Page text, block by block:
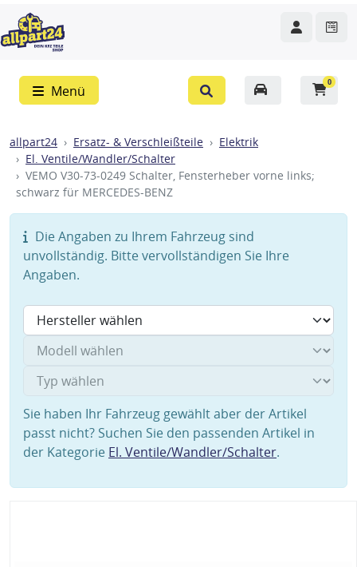
Menü
0
allpart24 Ersatz- & Verschleißteile
Elektrik
El. Ventile/Wandler/Schalter
VEMO V30-73-0249 Schalter, Fensterheber vorne links;
schwarz für MERCEDES-BENZ
Die Angaben zu Ihrem Fahrzeug sind
unvollständig. Bitte vervollständigen Sie Ihre
Angaben.
Sie haben Ihr Fahrzeug gewählt aber der Artikel
passt nicht? Suchen Sie den passenden Artikel in
der Kategorie El. Ventile/Wandler/Schalter.